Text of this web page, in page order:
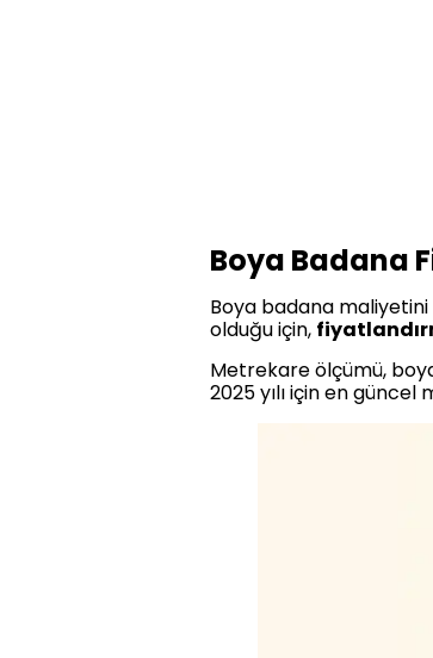
Boya Badana
Boya badana maliyetini
olduğu için,
Metrekare ölçümü,
2025 yılı için en güncel